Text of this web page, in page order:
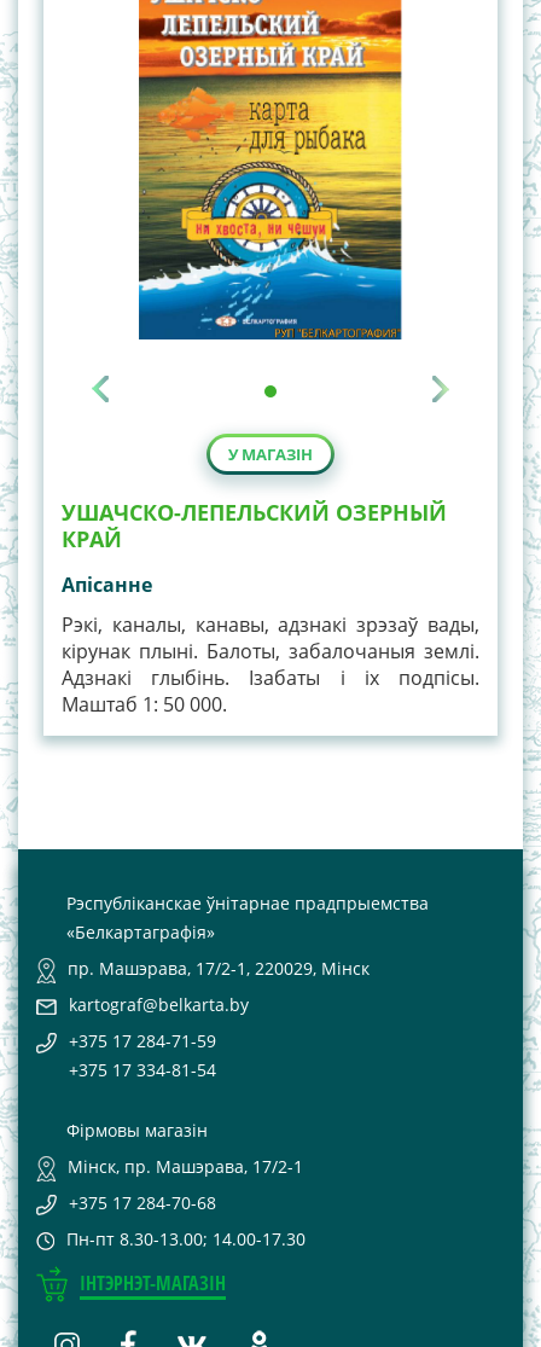
У МАГАЗІН
УШАЧСКО-ЛЕПЕЛЬСКИЙ ОЗЕРНЫЙ
КРАЙ
Апiсанне
Рэкі, каналы, канавы, адзнакі зрэзаў вады,
кірунак плыні. Балоты, забалочаныя землі.
Адзнакі глыбінь. Ізабаты і іх подпісы.
Маштаб 1: 50 000.
Рэспубліканскае ўнітарнае прадпрыемства
«Белкартаграфія»
пр. Машэрава, 17/2-1, 220029, Мінск
kartograf@belkarta.by
+375 17 284-71-59
+375 17 334-81-54
Фірмовы магазін
Мінск, пр. Машэрава, 17/2-1
+375 17 284-70-68
Пн-пт 8.30-13.00; 14.00-17.30
ІНТЭРНЭТ-МАГАЗІН